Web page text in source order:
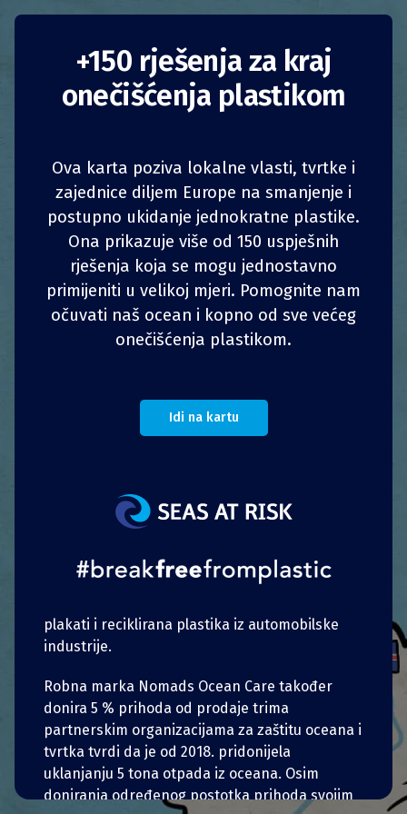
Održivi pribor za
surfanje tvrtke
Francuska Francuska
Podizanje svijesti Smanjenje potrošnje
Podizanje svijesti Smanjenje potrošnje
Tvrtke Tvrtke
koja se temelji na ponovnoj uporabi ribičke
opreme i japanki za izradu zelenih
morskih područja. Tvrtka Nomads Ocean Care
pruža rješenja zaupcycling, prenamjenu
novu svrhu. Njihovi su proizvodi napravljeni od
predmeta koji su trebali biti bačeni kao što su,
plakati i reciklirana plastika iz automobilske
industrije.
Robna marka Nomads Ocean Care također
donira 5 % prihoda od prodaje trima
partnerskim organizacijama za zaštitu oceana i
tvrtka tvrdi da je od 2018. pridonijela
uklanjanju 5 tona otpada iz oceana. Osim
doniranja određenog postotka prihoda svojim
1 PODIJELI z PODIJELI
4 PODIJELI PODIJELI
+150 rješenja za kraj
onečišćenja plastikom
Ova karta poziva lokalne vlasti, tvrtke i
zajednice diljem Europe na smanjenje i
postupno ukidanje jednokratne plastike.
Ona prikazuje više od 150 uspješnih
rješenja koja se mogu jednostavno
primijeniti u velikoj mjeri. Pomognite nam
očuvati naš ocean i kopno od sve većeg
onečišćenja plastikom.
Idi na kartu
1 PODIJELI z PODIJELI
4 PODIJELI PODIJELI